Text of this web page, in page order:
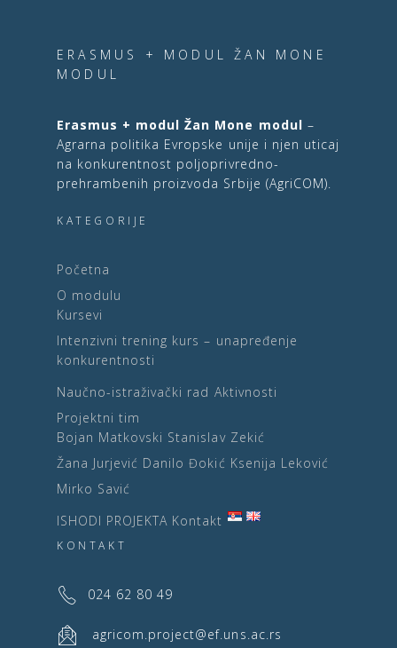
ERASMUS + MODUL ŽAN MONE
MODUL
Erasmus + modul Žan Mone modul –
Agrarna politika Evropske unije i njen uticaj
na konkurentnost poljoprivredno-
prehrambenih proizvoda Srbije (AgriCOM).
KATEGORIJE
Početna
O modulu
Kursevi
Intenzivni trening kurs – unapređenje
konkurentnosti
Naučno-istraživački rad Aktivnosti
Projektni tim
Bojan Matkovski Stanislav Zekić
Žana Jurjević Danilo Đokić Ksenija Leković
Mirko Savić
ISHODI PROJEKTA Kontakt
KONTAKT
024 62 80 49
agricom.project@ef.uns.ac.rs